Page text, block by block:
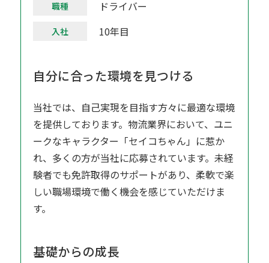
職種 ドライバー
入社 10年目
自分に合った環境を見つける
当社では、自己実現を目指す方々に最適な環境
を提供しております。物流業界において、ユニ
ークなキャラクター「セイコちゃん」に惹か
れ、多くの方が当社に応募されています。未経
験者でも免許取得のサポートがあり、柔軟で楽
しい職場環境で働く機会を感じていただけま
す。
基礎からの成長